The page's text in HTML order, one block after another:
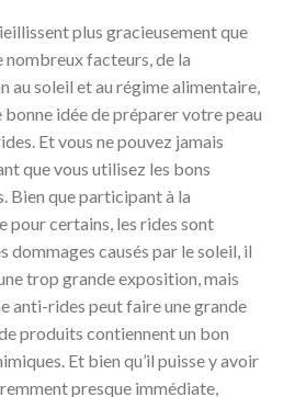
plus gracieusement que
nombreux facteurs, de la
au soleil et au régime alimentaire,
bonne idée de préparer votre peau
Et vous ne pouvez jamais
que vous utilisez les bons
Bien que participant à la
pour certains, les rides sont
dommages causés par le soleil, il
trop grande exposition, mais
anti-rides peut faire une grande
produits contiennent un bon
Et bien qu’il puisse y avoir
presque immédiate,